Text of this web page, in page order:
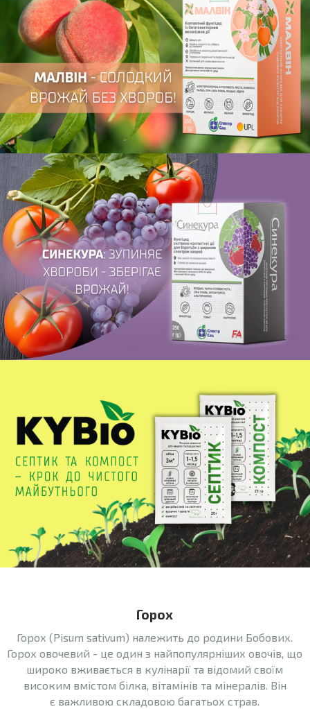
Горох
Горох (Pisum sativum) належить до родини Бобових.
Горох овочевий - це один з найпопулярніших овочів, що
широко вживається в кулінарії та відомий своїм
високим вмістом білка, вітамінів та мінералів. Він
є важливою складовою багатьох страв.